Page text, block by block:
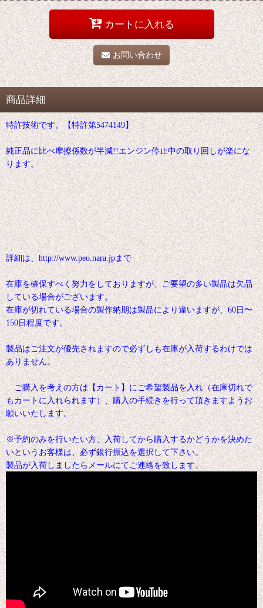
カートに入れる
お問い合わせ
商品詳細
特許技術です。【特許第5474149】
純正品に比べ摩擦係数が半減!!エンジン停止中の取り回しが楽にな
ります。
詳細は、http://www.peo.nara.jpまで
在庫を確保すべく努力をしておりますが、ご要望の多い製品は欠品
している場合がございます。
在庫が切れている場合の製作納期は製品により違いますが、60日〜
150日程度です。
製品はご注文が優先されますので必ずしも在庫が入荷するわけでは
ありません。
ご購入を考えの方は【カート】にご希望製品を入れ（在庫切れで
もカートに入れられます）、購入の手続きを行って頂きますようお
願いいたします。
※予約のみを行いたい方、入荷してから購入するかどうかを決めた
いというお客様は、必ず銀行振込を選択して下さい。
製品が入荷しましたらメールにてご連絡を致します。